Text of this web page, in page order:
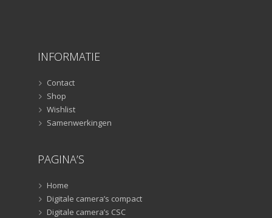
INFORMATIE
Contact
Shop
Wishlist
Samenwerkingen
PAGINA’S
Home
Digitale camera’s compact
Digitale camera’s CSC